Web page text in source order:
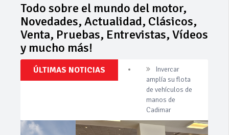
el
mundo
del
motor,
Venta,
Pruebas,
más!
Todo sobre el mundo del motor,
Novedades, Actualidad, Clásicos,
Venta, Pruebas, Entrevistas, Vídeos
y mucho más!
ÚLTIMAS NOTICIAS
Cárnicas El
Alcazar,
patrocinador de
la 42ª Subida a
Vejer
La Junta